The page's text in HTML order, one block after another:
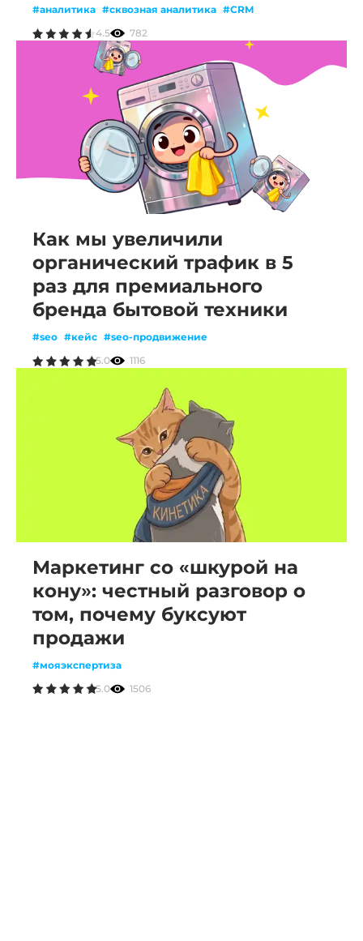
#аналитика #сквозная аналитика #CRM
4.5
782
Как мы увеличили
органический трафик в 5
раз для премиального
бренда бытовой техники
#seo #кейс #seo-продвижение
5.0
1116
Маркетинг со «шкурой на
кону»: честный разговор о
том, почему буксуют
продажи
#мояэкспертиза
5.0
1506